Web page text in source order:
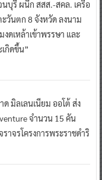
บุรี ผนึก สสส.-สคล. เครือ
วันตก 8 จังหวัด ลงนาม
งดเหล้าเข้าพรรษา และ
กิดขึ้น”
ด มิลเลนเนียม ออโต้ ส่ง
จำนวน 15 คัน
จรโครงการพระราชดำริ